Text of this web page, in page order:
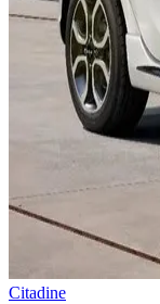
Citadine